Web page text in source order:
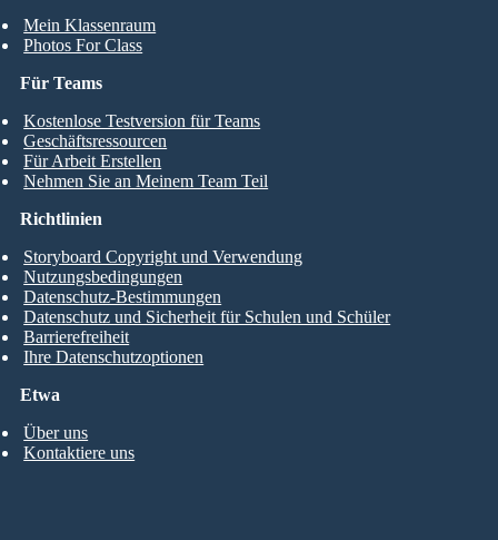
Mein Klassenraum
Photos For Class
Für Teams
Kostenlose Testversion für Teams
Geschäftsressourcen
Für Arbeit Erstellen
Nehmen Sie an Meinem Team Teil
Etwa
Über uns
Kontaktiere uns
Richtlinien
Storyboard Copyright und Verwendung
Nutzungsbedingungen
Datenschutz-Bestimmungen
Datenschutz und Sicherheit für Schulen und Schüler
Barrierefreiheit
Ihre Datenschutzoptionen